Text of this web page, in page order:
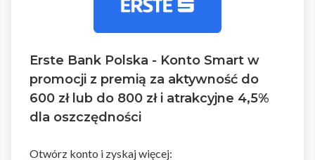
Erste Bank Polska - Konto Smart w
promocji z premią za aktywność do
600 zł lub do 800 zł i atrakcyjne 4,5%
dla oszczędności
Otwórz konto i zyskaj więcej: